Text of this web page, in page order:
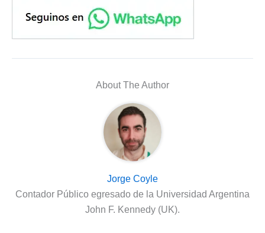
About The Author
Jorge Coyle
Contador Público egresado de la Universidad Argentina
John F. Kennedy (UK).